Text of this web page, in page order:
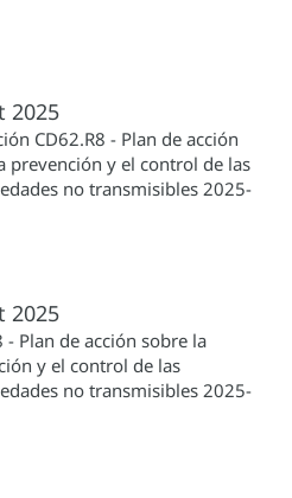
2025
CD62.R8 - Plan de acción
prevención y el control de las
no transmisibles 2025-
2025
- Plan de acción sobre la
y el control de las
no transmisibles 2025-